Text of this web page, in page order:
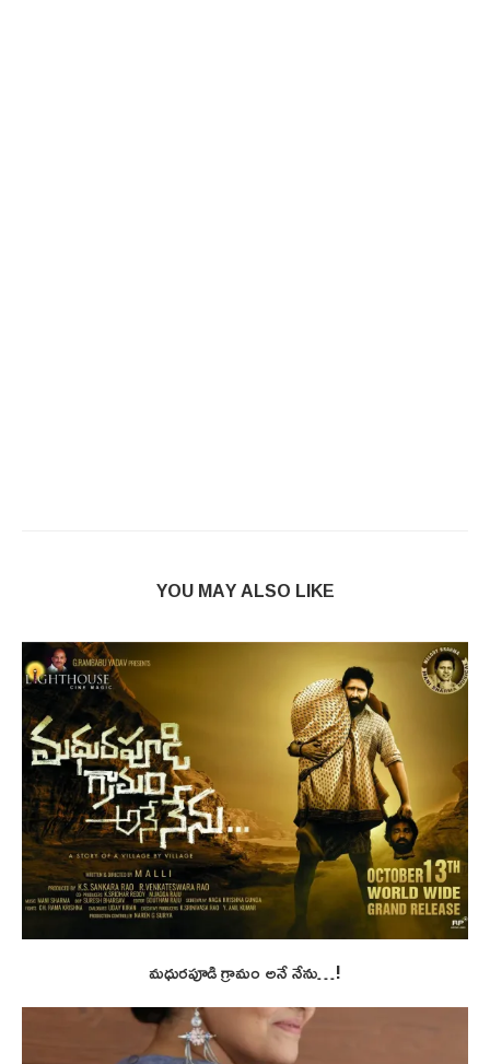
YOU MAY ALSO LIKE
మధురపూడి గ్రామం అనే నేను…!